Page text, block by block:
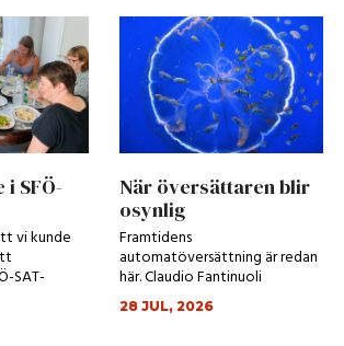
i SFÖ-
vi kunde
SAT-
När översättaren blir
osynlig
Framtidens
automatöversättning är redan
här. Claudio Fantinuoli
reflekterar kring den.
28 JUL, 2026